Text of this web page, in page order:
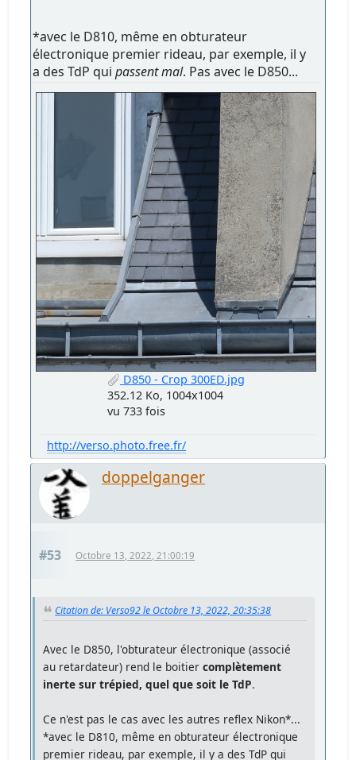
*avec le D810, même en obturateur
électronique premier rideau, par exemple, il y
a des TdP quipassent mal. Pas avec le D850...
D850 - Crop 300ED.jpg
352.12 Ko, 1004x1004
vu 733 fois
http://verso.photo.free.fr/
doppelganger
#53 Octobre 13, 2022, 21:00:19
Citation de: Verso92 le Octobre 13, 2022, 20:35:38
Avec le D850, l'obturateur électronique (associé
au retardateur) rend le boitiercomplètement
inerte sur trépied, quel que soit le TdP.
Ce n'est pas le cas avec les autres reflex Nikon*...
*avec le D810, même en obturateur électronique
premier rideau, par exemple, il y a des TdP qui